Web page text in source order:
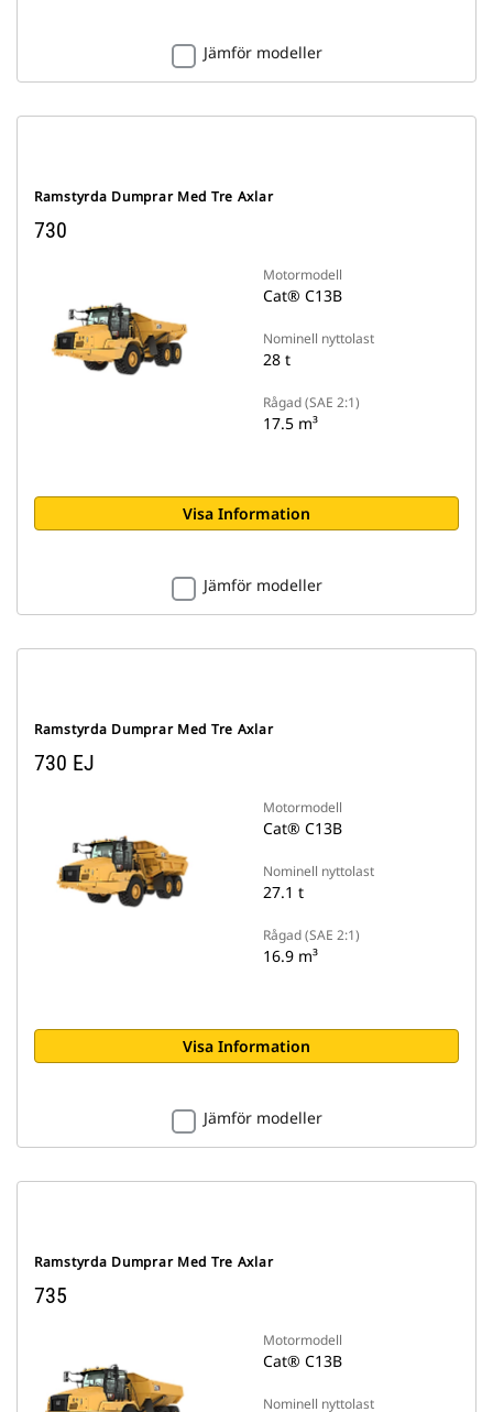
Jämför modeller
Ramstyrda Dumprar Med Tre Axlar
730
Motormodell
Cat® C13B
Nominell nyttolast
28 t
Rågad (SAE 2:1)
17.5 m³
Visa Information
Jämför modeller
Ramstyrda Dumprar Med Tre Axlar
730 EJ
Motormodell
Cat® C13B
Nominell nyttolast
27.1 t
Rågad (SAE 2:1)
16.9 m³
Visa Information
Jämför modeller
Ramstyrda Dumprar Med Tre Axlar
735
Motormodell
Cat® C13B
Nominell nyttolast